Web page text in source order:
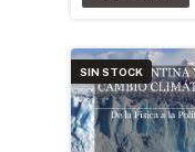
SIN STOCK